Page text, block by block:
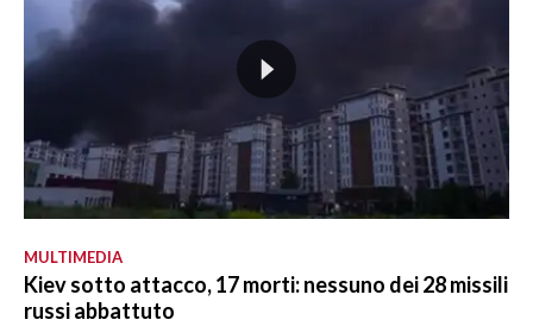
MULTIMEDIA
Kiev sotto attacco, 17 morti: nessuno dei 28 missili
russi abbattuto